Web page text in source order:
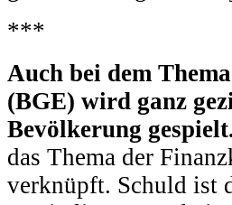
***
Auch bei dem
(BGE) wird ganz
Bevölkerung
das Thema der
verknüpft. Schuld ist